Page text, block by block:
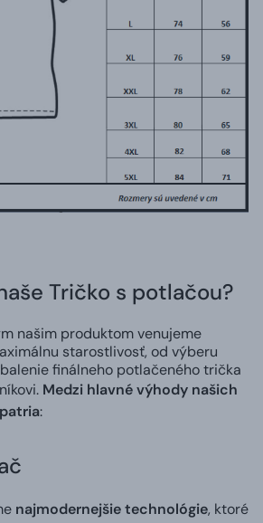
Tričko s potlačou?
našim produktom venujeme
starostlivosť, od výberu
finálneho potlačeného trička
Medzi hlavné výhody našich
:
najmodernejšie technológie, ktoré